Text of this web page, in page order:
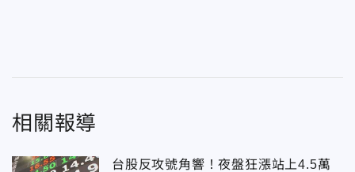
相關報導
台股反攻號角響！夜盤狂漲站上4.5萬